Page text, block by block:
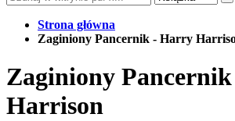
Strona główna
Zaginiony Pancernik - Harry
Zaginiony
Harrison